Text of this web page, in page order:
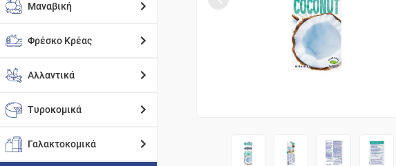
Μαναβική
Φρέσκο Κρέας
Αλλαντικά
Τυροκομικά
Γαλακτοκομικά